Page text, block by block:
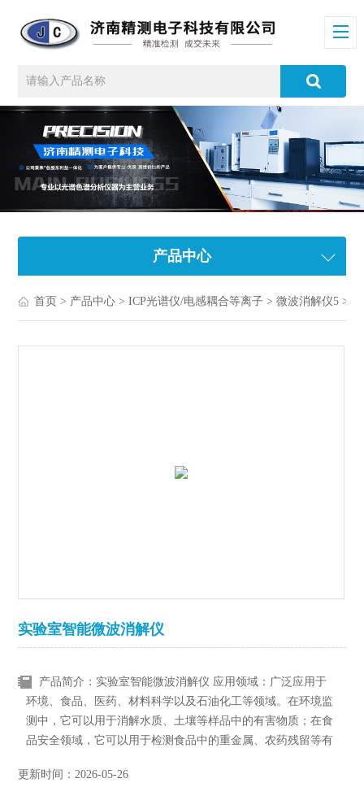
产品中心
首页 > 产品中心 >ICP光谱仪/电感耦合等离子 >微波消解仪5 > 实验室智能微波消解仪
实验室智能微波消解仪
产品简介：实验室智能微波消解仪 应用领域：广泛应用于
环境、食品、医药、材料科学以及石油化工等领域。在环境监
测中，它可以用于消解水质、土壤等样品中的有害物质；在食
品安全领域，它可以用于检测食品中的重金属、农药残留等有
在材料科学领域，它可以用于纳米材料、电池材料等样品的消
更新时间：2026-05-26